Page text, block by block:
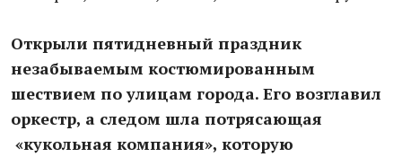
Открыли пятидневный праздник
незабываемым костюмированным
шествием по улицам города. Его возглавил
оркестр, а следом шла потрясающая
«кукольная компания», которую